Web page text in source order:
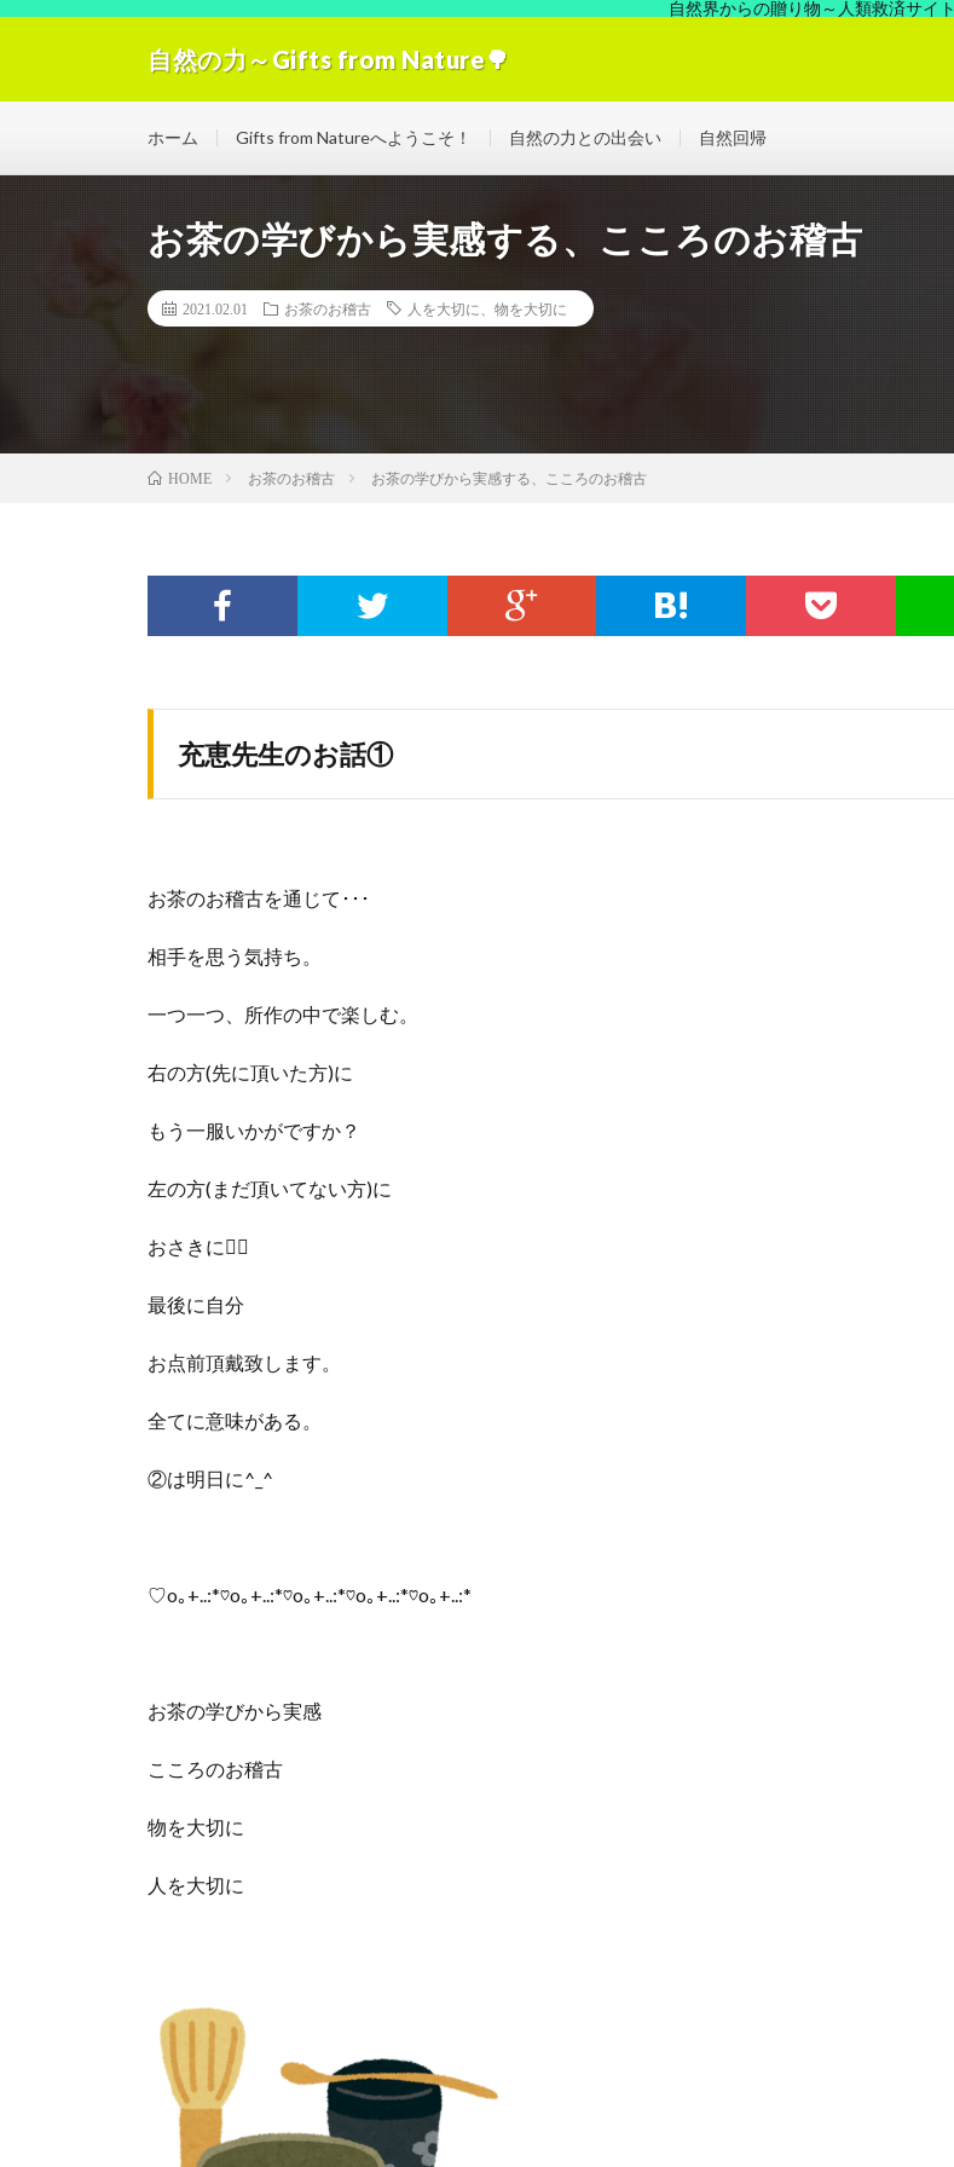
自然界からの贈り物～人類救済サイト
自然の力～Gifts from Nature🌳
ホーム Gifts from Natureへようこそ！ 自然の力との出会い 自然回帰
お茶の学びから実感する、こころのお稽古
2021.02.01 お茶のお稽古 人を大切に、物を大切に
HOME お茶のお稽古 お茶の学びから実感する、こころのお稽古
充恵先生のお話①
お茶のお稽古を通じて･･･
相手を思う気持ち。
一つ一つ、所作の中で楽しむ。
右の方(先に頂いた方)に
もう一服いかがですか？
左の方(まだ頂いてない方)に
おさきに🙇‍♀️
最後に自分
お点前頂戴致します。
全てに意味がある。
②は明日に^_^
♡o｡+..:*♡o｡+..:*♡o｡+..:*♡o｡+..:*♡o｡+..:*
お茶の学びから実感
こころのお稽古
物を大切に
人を大切に